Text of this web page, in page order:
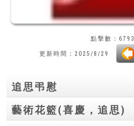
點擊數：6793
更新時間：2025/8/29
追思弔慰
藝術花籃(喜慶，追思)